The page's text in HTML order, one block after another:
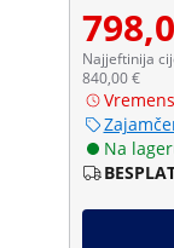
Najjeftinija
840,00 €
Na